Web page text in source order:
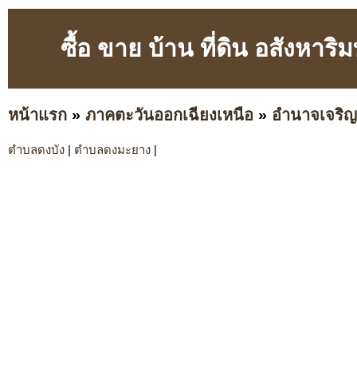
ซื้อ ขาย บ้าน ที่ดิน อสังหาริ
หน้าแรก » ภาคตะวันออกเฉียงเหนือ » อำนาจเจริญ
ตำบลดงบัง | ตำบลดงมะยาง |